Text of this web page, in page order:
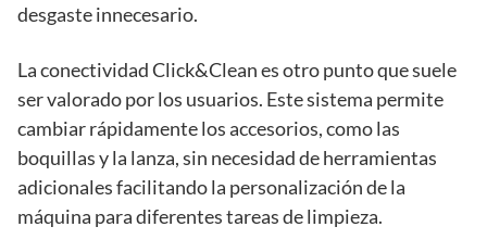
desgaste innecesario.
La conectividad Click&Clean es otro punto que suele
ser valorado por los usuarios. Este sistema permite
cambiar rápidamente los accesorios, como las
boquillas y la lanza, sin necesidad de herramientas
adicionales facilitando la personalización de la
máquina para diferentes tareas de limpieza.